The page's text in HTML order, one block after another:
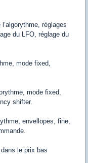
réglages
du LFO, réglage du
mode fixed,
mode fixed,
shifter.
envellopes, fine,
le prix bas